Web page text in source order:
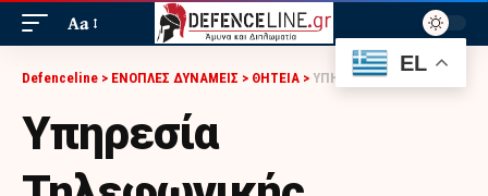
Aa
Defenceline > ΕΝΟΠΛΕΣ ΔΥΝΑΜΕΙΣ > ΘΗΤΕΙΑ > ΥΠΗΡΕΣΊΑ ΤΗΛΕΦΩΝΙΚΉΣ ΥΠΟΣΤΉΡΙΞΗΣ ΣΤΡΑΤΟΛΟΓΙΚΏΝ ΥΠΗΡΕΣΙΏΝ ΑΤΤΙΚΉΣ
Υπηρεσία
EL